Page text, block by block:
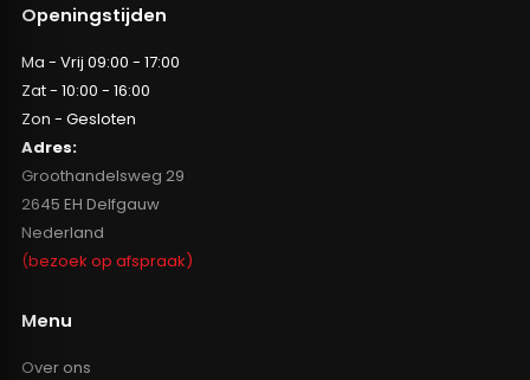
Openingstijden
Ma - Vrij 09:00 - 17:00
Zat - 10:00 - 16:00
Zon - Gesloten
Adres:
Groothandelsweg 29
2645 EH Delfgauw
Nederland
(bezoek op afspraak)
Menu
Over ons